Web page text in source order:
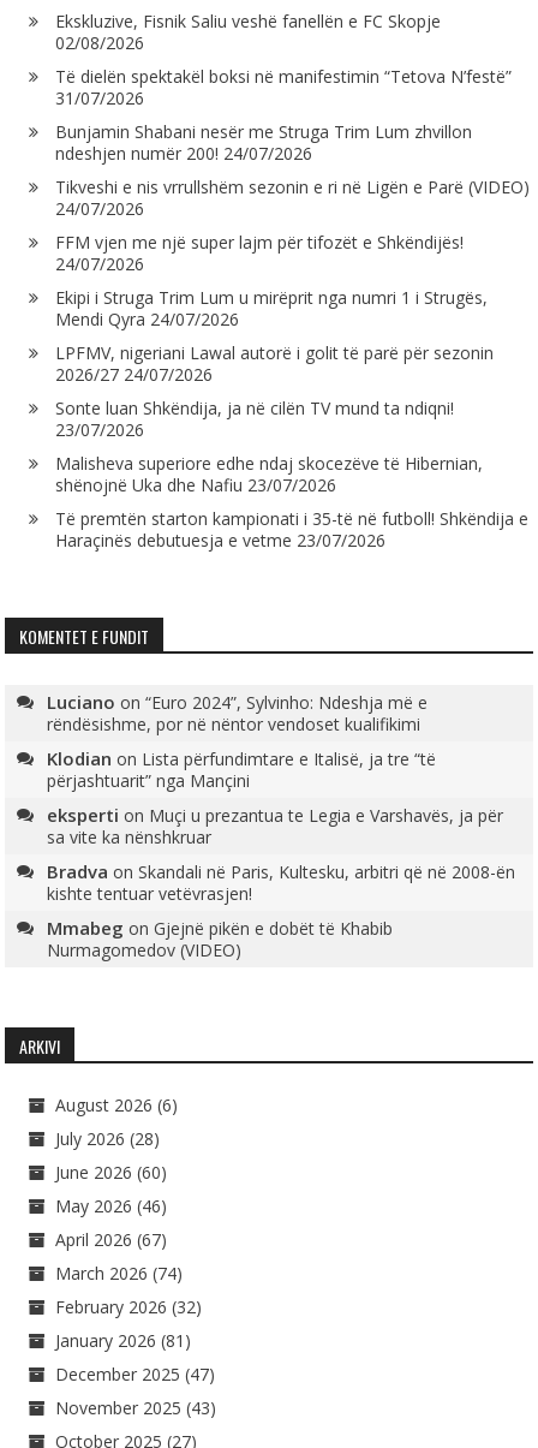
Ekskluzive, Fisnik Saliu veshë fanellën e FC Skopje
02/08/2026
Të dielën spektakël boksi në manifestimin “Tetova N’festë”
31/07/2026
Bunjamin Shabani nesër me Struga Trim Lum zhvillon
ndeshjen numër 200! 24/07/2026
Tikveshi e nis vrrullshëm sezonin e ri në Ligën e Parë (VIDEO)
24/07/2026
FFM vjen me një super lajm për tifozët e Shkëndijës!
24/07/2026
Ekipi i Struga Trim Lum u mirëprit nga numri 1 i Strugës,
Mendi Qyra 24/07/2026
LPFMV, nigeriani Lawal autorë i golit të parë për sezonin
2026/27 24/07/2026
Sonte luan Shkëndija, ja në cilën TV mund ta ndiqni!
23/07/2026
Malisheva superiore edhe ndaj skocezëve të Hibernian,
shënojnë Uka dhe Nafiu 23/07/2026
Të premtën starton kampionati i 35-të në futboll! Shkëndija e
Haraçinës debutuesja e vetme 23/07/2026
KOMENTET E FUNDIT
Luciano on“Euro 2024”, Sylvinho: Ndeshja më e
rëndësishme, por në nëntor vendoset kualifikimi
Klodian on Lista përfundimtare e Italisë, ja tre “të
përjashtuarit” nga Mançini
eksperti on Muçi u prezantua te Legia e Varshavës, ja për
sa vite ka nënshkruar
Bradva onSkandali në Paris, Kultesku, arbitri që në 2008-ën
kishte tentuar vetëvrasjen!
Mmabeg onGjejnë pikën e dobët të Khabib
Nurmagomedov (VIDEO)
ARKIVI
August 2026 (6)
July 2026 (28)
June 2026 (60)
May 2026 (46)
April 2026 (67)
March 2026 (74)
February 2026 (32)
January 2026 (81)
December 2025 (47)
November 2025 (43)
October 2025 (27)